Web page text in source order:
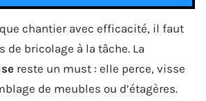
chantier avec efficacité, il faut
de bricolage à la tâche. La
reste un must : elle perce, visse
de meubles ou d’étagères.